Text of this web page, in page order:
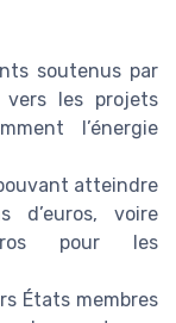
soutenus par
les projets
l’énergie
atteindre
d’euros, voire
pour les
États membres